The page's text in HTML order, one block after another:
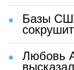
Базы
Любовь